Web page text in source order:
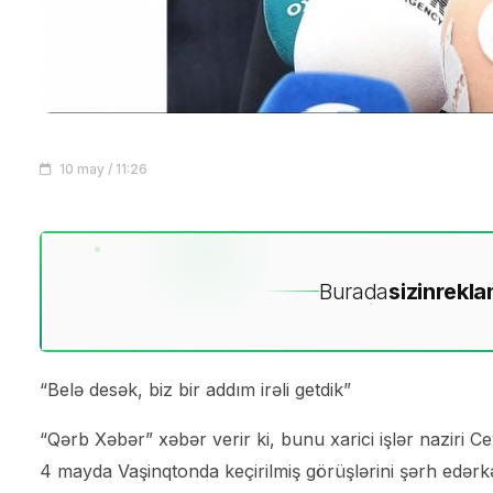
10 may / 11:26
Buradasizin
“Belə desək, biz bir addım irəli getdik”
“Qərb Xəbər” xəbər verir ki, bunu xarici işlər naziri
4 mayda Vaşinqtonda keçirilmiş görüşlərini şərh